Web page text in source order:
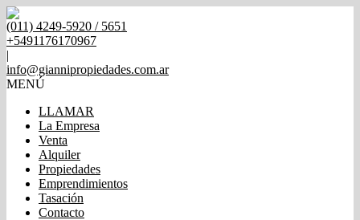
(011) 4249-5920 / 5651
+5491176170967
|
info@giannipropiedades.com.ar
MENÚ
LLAMAR
La Empresa
Venta
Alquiler
Propiedades
Emprendimientos
Tasación
Contacto